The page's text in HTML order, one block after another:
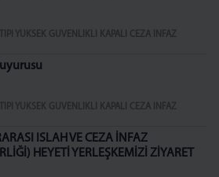
YÜKSEK GÜVENLİKLİ KAPALI CEZA İNFAZ
YÜKSEK GÜVENLİKLİ KAPALI CEZA İNFAZ
ISLAH VE CEZA İNFAZ
HEYETİ YERLEŞKEMİZİ ZİYARET